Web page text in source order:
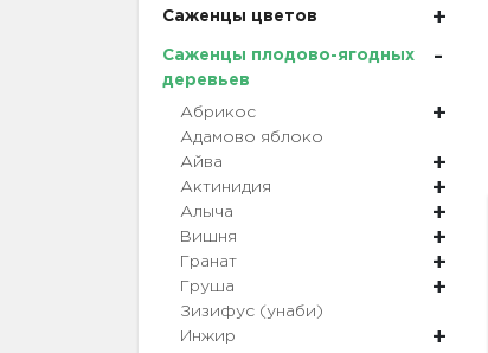
Саженцы цветов
Саженцы плодово-ягодных
деревьев
Абрикос
Адамово яблоко
Айва
Актинидия
Алыча
Вишня
Гранат
Груша
Зизифус (унаби)
Инжир